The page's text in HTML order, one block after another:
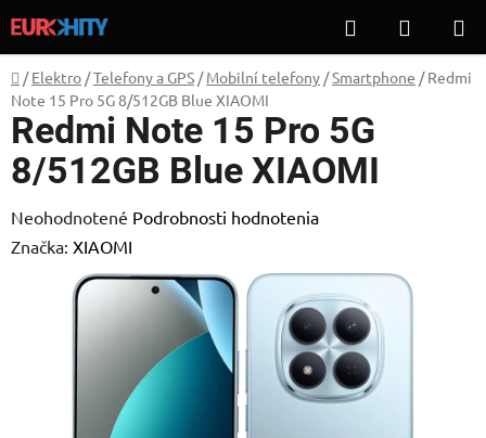
na
obsah
Hľadať
KOŠÍK
Domov
/ Elektro /Telefony a GPS / Mobilní telefony /Smartphone / Redmi
Note 15 Pro 5G 8/512GB Blue XIAOMI
Redmi Note 15 Pro 5G
8/512GB Blue XIAOMI
Priemerné
hodnotenie
Neohodnotené Podrobnosti hodnotenia
Značka: XIAOMI